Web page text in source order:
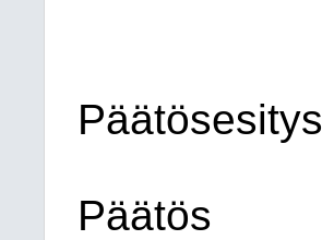
Päätösesitys
Päätös